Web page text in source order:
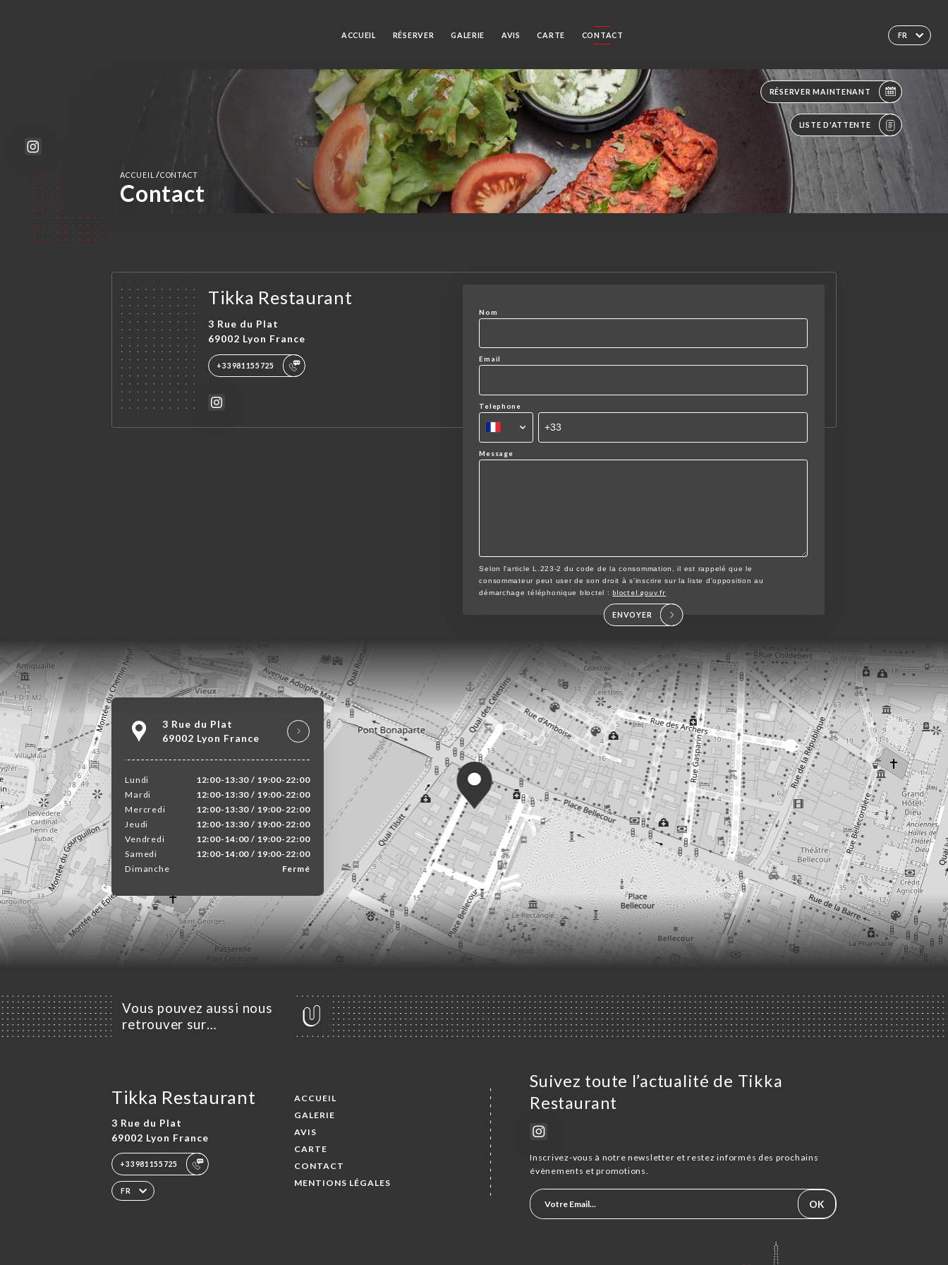
FR
ACCUEIL RÉSERVER GALERIE AVIS CARTE CONTACT
RÉSERVER MAINTENANT
LISTE D'ATTENTE
ACCUEIL/CONTACT
Contact
Tikka Restaurant
3 Rue du Plat
69002 Lyon France
+33981155725
Nom
Email
Telephone
Message
Selon l'article L.223-2 du code de la consommation, il est rappelé que le
consommateur peut user de son droit à s'inscrire sur la liste d'opposition au
démarchage téléphonique bloctel : bloctel.gouv.fr
ENVOYER
3 Rue du Plat
69002 Lyon France
Lundi
12:00-13:30 / 19:00-22:00
Mardi
12:00-13:30 / 19:00-22:00
Mercredi
12:00-13:30 / 19:00-22:00
Jeudi
12:00-13:30 / 19:00-22:00
Vendredi
12:00-14:00 / 19:00-22:00
Samedi
12:00-14:00 / 19:00-22:00
Dimanche
Fermé
Vous pouvez aussi nous
retrouver sur…
Tikka Restaurant
3 Rue du Plat
69002 Lyon France
+33981155725
FR
ACCUEIL
GALERIE
AVIS
CARTE
CONTACT
MENTIONS LÉGALES
Suivez toute l’actualité de Tikka
Restaurant
Inscrivez-vous à notre newsletter et restez informés des prochains
évènements et promotions.
OK